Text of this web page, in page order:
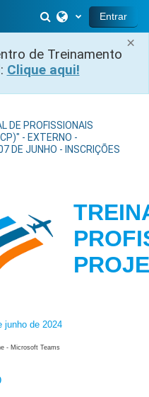
×
de Treinamento
Clique aqui!
Alternar entrada
Entrar
DE PROFISSIONAIS
- EXTERNO -
DE JUNHO - INSCRIÇÕES
junho de 2024
- Microsoft Teams